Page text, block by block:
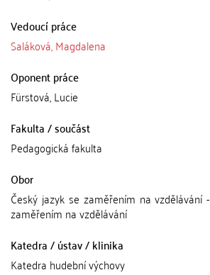
Vedoucí práce
Saláková, Magdalena
Oponent práce
Fürstová, Lucie
Fakulta / součást
Pedagogická fakulta
Obor
Český jazyk se zaměřením na vzdělávání
zaměřením na vzdělávání
Katedra / ústav / klinika
Katedra hudební výchovy